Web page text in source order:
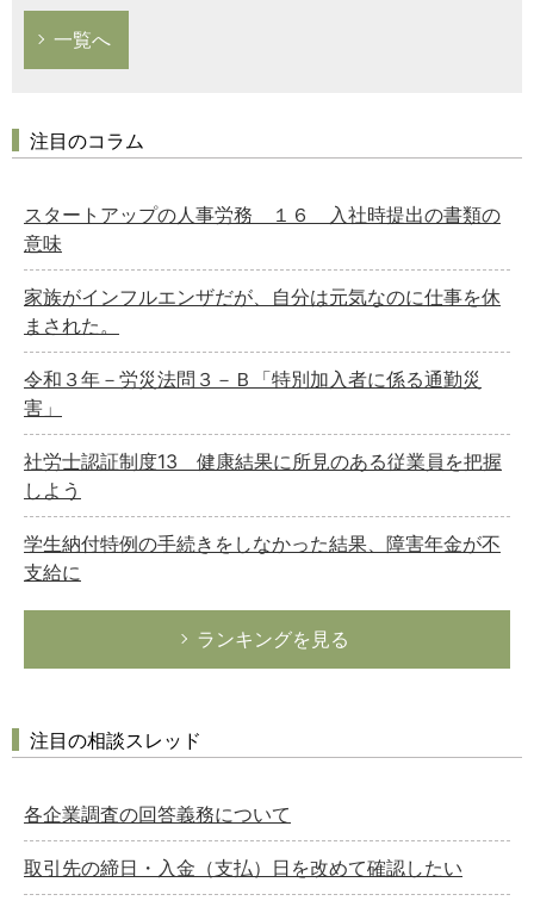
一覧へ
注目のコラム
スタートアップの人事労務 １６ 入社時提出の書類の
意味
家族がインフルエンザだが、自分は元気なのに仕事を休
まされた。
令和３年－労災法問３－Ｂ「特別加入者に係る通勤災
害」
社労士認証制度13 健康結果に所見のある従業員を把握
しよう
学生納付特例の手続きをしなかった結果、障害年金が不
支給に
ランキングを見る
注目の相談スレッド
各企業調査の回答義務について
取引先の締日・入金（支払）日を改めて確認したい